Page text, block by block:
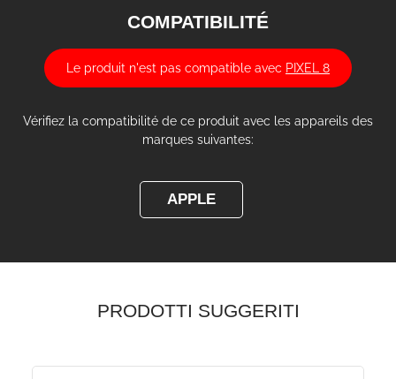
COMPATIBILITÉ
Le produit n'est pas compatible avec PIXEL 8
Vérifiez la compatibilité de ce produit avec les appareils des
marques suivantes:
APPLE
PRODOTTI SUGGERITI